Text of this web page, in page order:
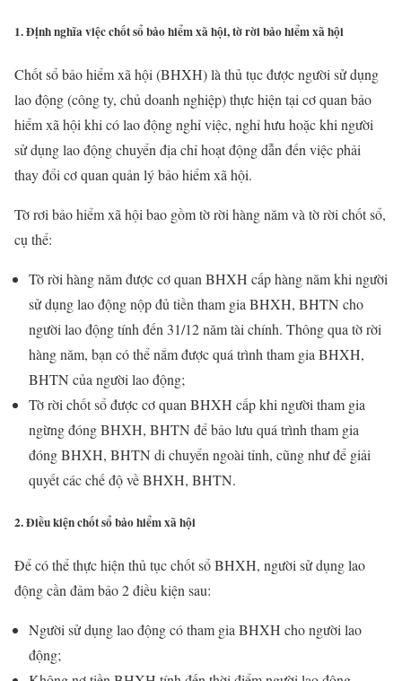
1. Định nghĩa việc chốt sổ bảo hiểm xã hội, tờ rời bảo hiểm xã hội
Chốt sổ bảo hiểm xã hội (BHXH) là thủ tục được người sử dụng
lao động (công ty, chủ doanh nghiệp) thực hiện tại cơ quan bảo
hiểm xã hội khi có lao động nghỉ việc, nghỉ hưu hoặc khi người
sử dụng lao động chuyển địa chỉ hoạt động dẫn đến việc phải
thay đổi cơ quan quản lý bảo hiểm xã hội.
Tờ rơi bảo hiểm xã hội bao gồm tờ rời hàng năm và tờ rời chốt sổ,
cụ thể:
Tờ rời hàng năm được cơ quan BHXH cấp hàng năm khi người
sử dụng lao động nộp đủ tiền tham gia BHXH, BHTN cho
người lao động tính đến 31/12 năm tài chính. Thông qua tờ rời
hàng năm, bạn có thể nắm được quá trình tham gia BHXH,
BHTN của người lao động;
Tờ rời chốt sổ được cơ quan BHXH cấp khi người tham gia
ngừng đóng BHXH, BHTN để bảo lưu quá trình tham gia
đóng BHXH, BHTN di chuyển ngoài tỉnh, cũng như để giải
quyết các chế độ về BHXH, BHTN.
2. Điều kiện chốt sổ bảo hiểm xã hội
Để có thể thực hiện thủ tục chốt sổ BHXH, người sử dụng lao
động cần đảm bảo 2 điều kiện sau:
Người sử dụng lao động có tham gia BHXH cho người lao
động;